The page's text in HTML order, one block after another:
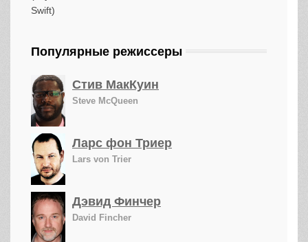
Популярные режиссеры
Стив МакКуин
Steve McQueen
Ларс фон Триер
Lars von Trier
Дэвид Финчер
David Fincher